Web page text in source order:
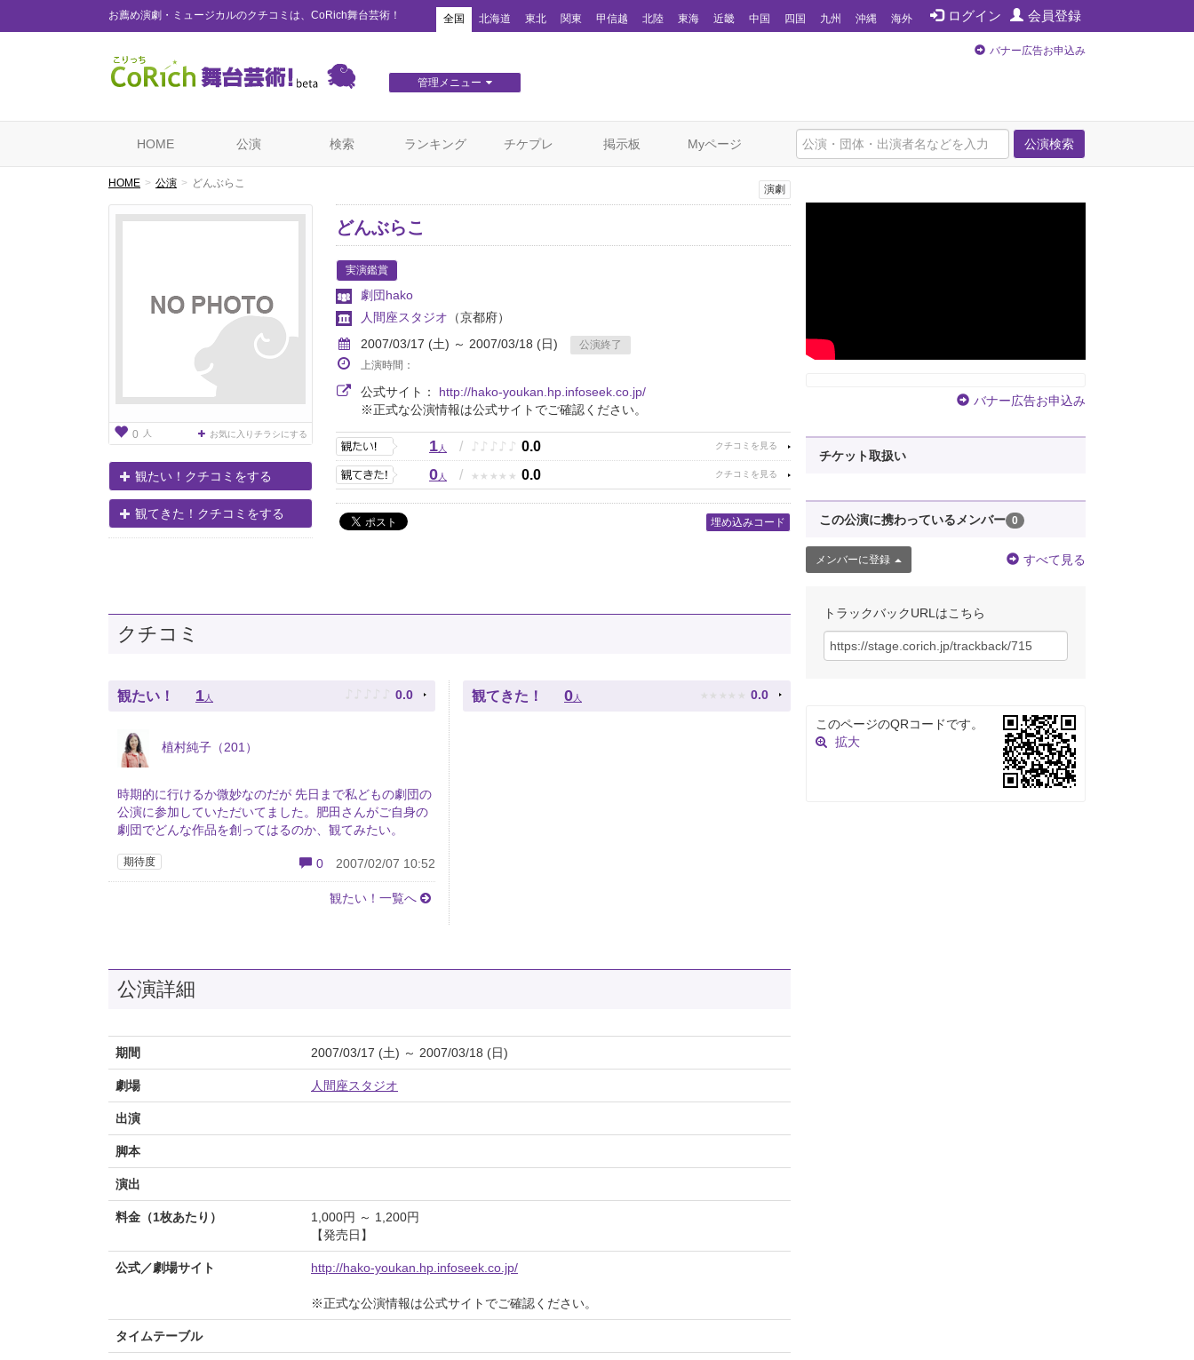
お薦め演劇・ミュージカルのクチコミは、CoRich舞台芸術！ ログイン 会員登録
全国 北海道 東北 関東 甲信越 北陸 東海 近畿 中国 四国 九州 沖縄 海外
管理メニュー
バナー広告お申込み
公演検索
HOME 公演 検索 ランキング チケプレ 掲示板 Myページ
HOME 公演 どんぶらこ
0 人 お気に入りチラシにする
観たい！クチコミをする
観てきた！クチコミをする
演劇
どんぶらこ
実演鑑賞
劇団hako
人間座スタジオ （京都府）
2007/03/17 (土) ～ 2007/03/18 (日)
公演終了
上演時間：
公式サイト： http://hako-youkan.hp.infoseek.co.jp/
※正式な公演情報は公式サイトでご確認ください。
1人 / ♪ ♪ ♪ ♪ ♪ 0.0
0人 / ★ ★ ★ ★ ★ 0.0
埋め込みコード
クチコミ
観たい！ 1人 ♪ ♪ ♪ ♪ ♪ 0.0
植村純子（201）
時期的に行けるか微妙なのだが 先日まで私どもの劇団の
公演に参加していただいてました。肥田さんがご自身の
劇団でどんな作品を創ってはるのか、観てみたい。
期待度 0 2007/02/07 10:52
観たい！一覧へ
観てきた！ 0人 ★ ★ ★ ★ ★ 0.0
公演詳細
期間 2007/03/17 (土) ～ 2007/03/18 (日)
劇場 人間座スタジオ
出演
脚本
演出
料金（1枚あたり）
1,000円 ～ 1,200円
【発売日】
公式／劇場サイト http://hako-youkan.hp.infoseek.co.jp/
※正式な公演情報は公式サイトでご確認ください。
タイムテーブル
バナー広告お申込み
チケット取扱い
この公演に携わっているメンバー 0
メンバーに登録 すべて見る
トラックバックURLはこちら
このページのQRコードです。
拡大